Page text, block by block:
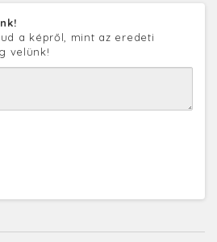
a képről, mint az eredeti
velünk!